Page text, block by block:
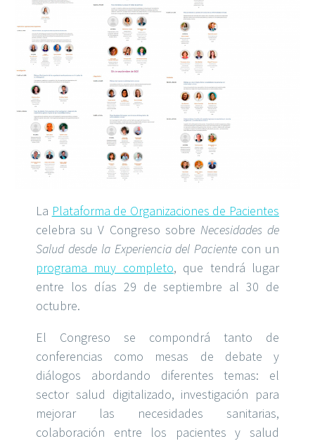
La Plataforma de Organizaciones de Pacientes
celebra su V Congreso sobre Necesidades de
Salud desde la Experiencia del Paciente con un
programa muy completo, que tendrá lugar
entre los días 29 de septiembre al 30 de
octubre.
El Congreso se compondrá tanto de
conferencias como mesas de debate y
diálogos abordando diferentes temas: el
sector salud digitalizado, investigación para
mejorar las necesidades sanitarias,
colaboración entre los pacientes y salud